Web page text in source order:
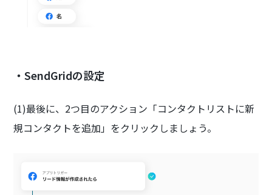
・SendGridの設定
(1)最後に、2つ目のアクション「コンタクトリストに新
規コンタクトを追加」をクリックしましょう。